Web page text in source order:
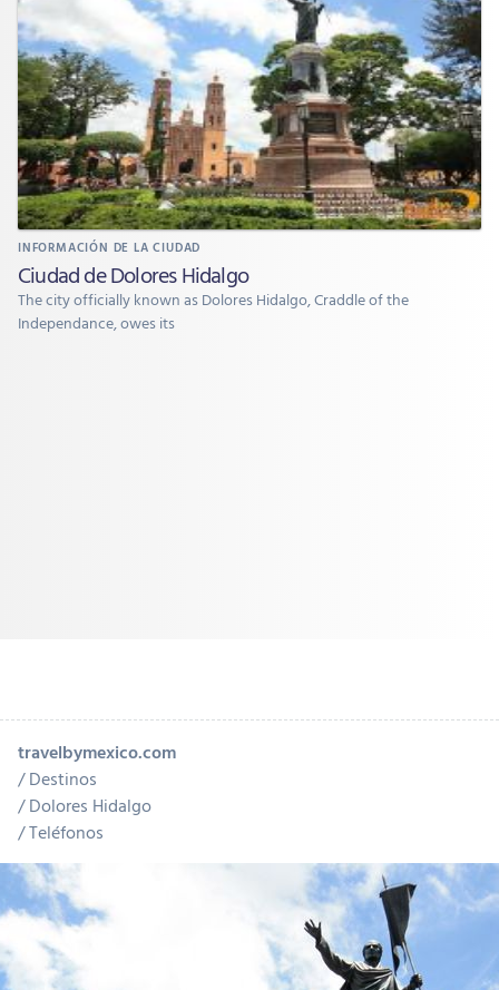
INFORMACIÓN DE LA CIUDAD
Ciudad de Dolores Hidalgo
The city officially known as Dolores Hidalgo, Craddle of the
Independance, owes its
travelbymexico.com
Destinos
Dolores Hidalgo
Teléfonos